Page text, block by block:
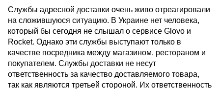
Службы адресной доставки очень живо отреагировали
на сложившуюся ситуацию. В Украине нет человека,
который бы сегодня не слышал о сервисе Glovo и
Rocket. Однако эти службы выступают только в
качестве посредника между магазином, рестораном и
покупателем. Службы доставки не несут
ответственность за качество доставляемого товара,
так как являются третьей стороной. Их ответственность